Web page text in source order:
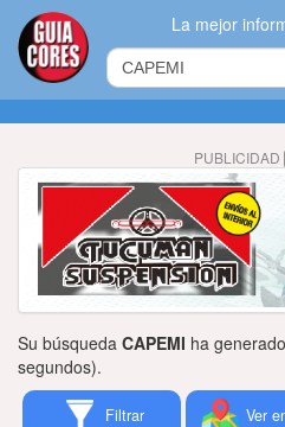
La mejor
PUBLICIDAD
Su búsqueda CAPEMI ha
segundos).
Filtrar Ver